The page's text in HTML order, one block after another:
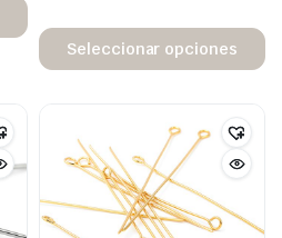
Seleccionar opciones